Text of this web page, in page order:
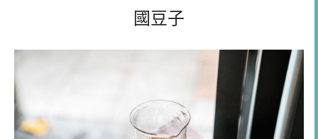
國豆子